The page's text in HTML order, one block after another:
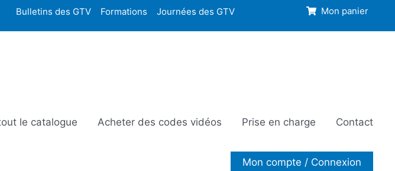
Bulletins des GTV Formations Journées des GTV Mon panier
le catalogue Acheter des codes vidéos Prise en charge Contact
Mon compte / Connexion